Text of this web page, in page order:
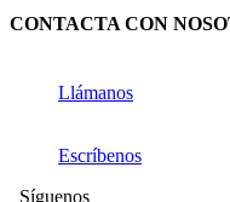
CONTACTA CON
Llámanos
Escríbenos
Síguenos